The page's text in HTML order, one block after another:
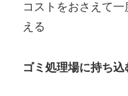
コストをおさえて
える
ゴミ処理場に持ち込